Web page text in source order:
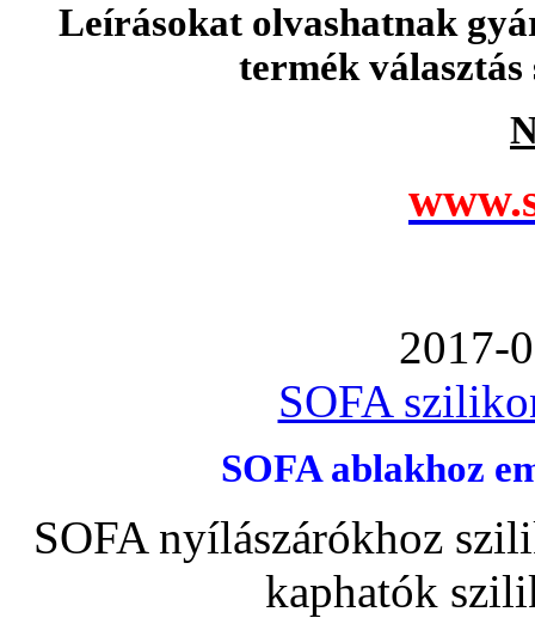
Leírásokat olvashatnak
termék
2017-
SOFA
SOFA ablakhoz
SOFA nyílászárókhoz
kaphatók